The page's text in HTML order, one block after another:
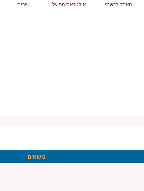
האתר הרשמי אולטראס הפועל שירים
נושאים